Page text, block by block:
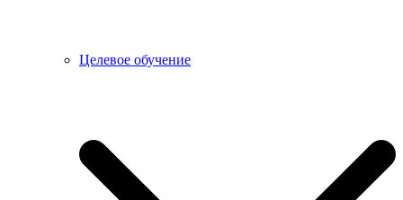
Целевое обучение